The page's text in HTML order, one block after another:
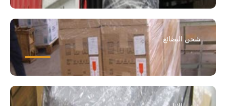
شحن البضائع